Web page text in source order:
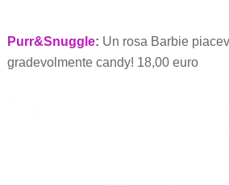
Purr&Snuggle: Un rosa Barbie
gradevolmente candy! 18,00 euro